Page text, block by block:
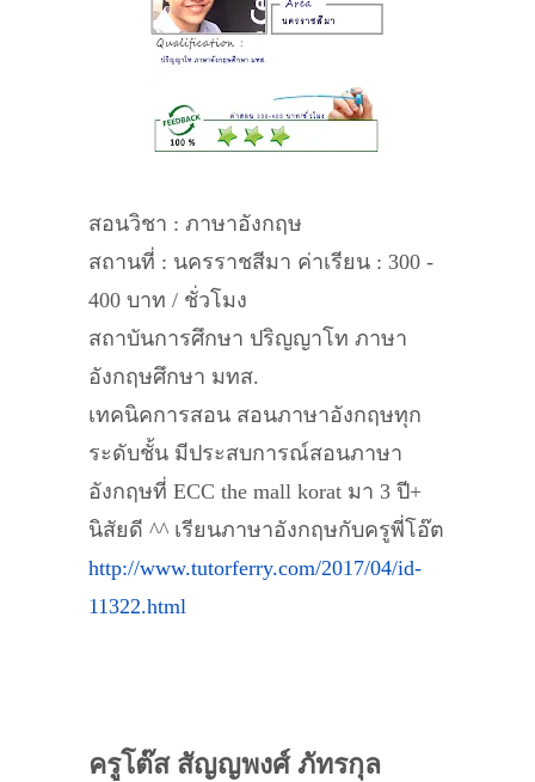
สอนวิชา : ภาษาอังกฤษ
สถานที่ : นครราชสีมา ค่าเรียน : 300 -
400 บาท / ชั่วโมง
สถาบันการศึกษา ปริญญาโท ภาษา
อังกฤษศึกษา มทส.
เทคนิคการสอน สอนภาษาอังกฤษทุก
ระดับชั้น มีประสบการณ์สอนภาษา
อังกฤษที่ ECC the mall korat มา 3 ปี+
นิสัยดี ^^ เรียนภาษาอังกฤษกับครูพี่โอ๊ต
http://www.tutorferry.com/2017/04/id-
11322.html
ครูโต๊ส สัญญพงศ์ ภัทรกุล